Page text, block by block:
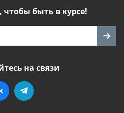
быть в курсе!
на связи